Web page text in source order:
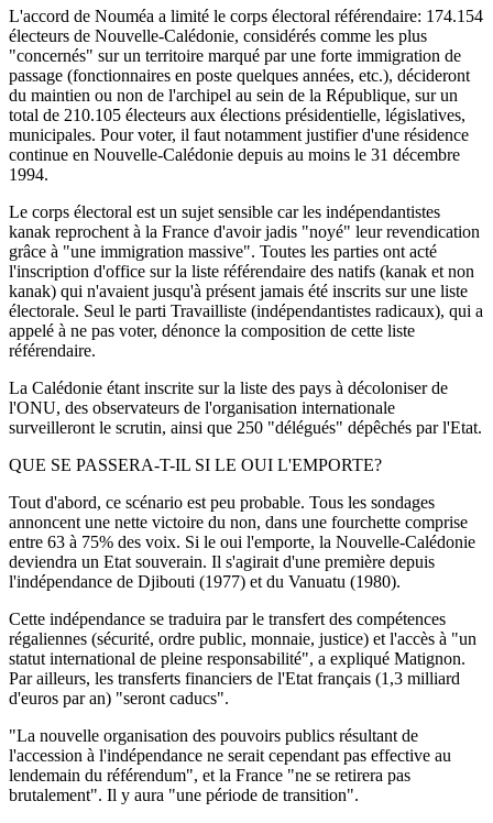
L'accord de Nouméa a limité le corps électoral référendaire: 174.154
électeurs de Nouvelle-Calédonie, considérés comme les plus
"concernés" sur un territoire marqué par une forte immigration de
passage (fonctionnaires en poste quelques années, etc.), décideront
du maintien ou non de l'archipel au sein de la République, sur un
total de 210.105 électeurs aux élections présidentielle, législatives,
municipales. Pour voter, il faut notamment justifier d'une résidence
continue en Nouvelle-Calédonie depuis au moins le 31 décembre
1994.
Le corps électoral est un sujet sensible car les indépendantistes
kanak reprochent à la France d'avoir jadis "noyé" leur revendication
grâce à "une immigration massive". Toutes les parties ont acté
l'inscription d'office sur la liste référendaire des natifs (kanak et non
kanak) qui n'avaient jusqu'à présent jamais été inscrits sur une liste
électorale. Seul le parti Travailliste (indépendantistes radicaux), qui a
appelé à ne pas voter, dénonce la composition de cette liste
référendaire.
La Calédonie étant inscrite sur la liste des pays à décoloniser de
l'ONU, des observateurs de l'organisation internationale
surveilleront le scrutin, ainsi que 250 "délégués" dépêchés par l'Etat.
QUE SE PASSERA-T-IL SI LE OUI L'EMPORTE?
Tout d'abord, ce scénario est peu probable. Tous les sondages
annoncent une nette victoire du non, dans une fourchette comprise
entre 63 à 75% des voix. Si le oui l'emporte, la Nouvelle-Calédonie
deviendra un Etat souverain. Il s'agirait d'une première depuis
l'indépendance de Djibouti (1977) et du Vanuatu (1980).
Cette indépendance se traduira par le transfert des compétences
régaliennes (sécurité, ordre public, monnaie, justice) et l'accès à "un
statut international de pleine responsabilité", a expliqué Matignon.
Par ailleurs, les transferts financiers de l'Etat français (1,3 milliard
d'euros par an) "seront caducs".
"La nouvelle organisation des pouvoirs publics résultant de
l'accession à l'indépendance ne serait cependant pas effective au
lendemain du référendum", et la France "ne se retirera pas
brutalement". Il y aura "une période de transition".